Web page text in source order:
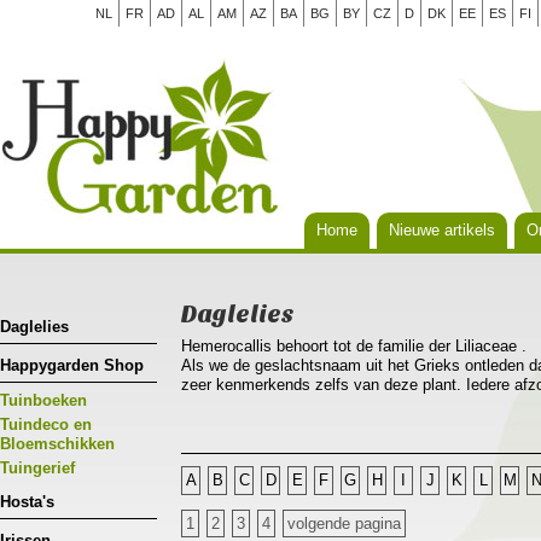
NL FR AD AL AM AZ BA BG BY CZ D DK EE ES FI
Home Nieuwe artikels
Daglelies
Happygarden Shop
Tuinboeken
Tuindeco en
Bloemschikken
Tuingerief
Hosta's
Daglelies
Hemerocallis behoort tot de familie der Liliaceae .
Als we de geslachtsnaam uit het Grieks ontleden
zeer kenmerkends zelfs van deze plant. Iedere
bossen van lijnvormige bladeren die sierlijk
sierwaarde met zijn heldergroen licht glanzend blad.
Hemerocallis is een plant die je tussen andere
A B C D E F G H J K L M N
1 2 3 4 volgende pagina